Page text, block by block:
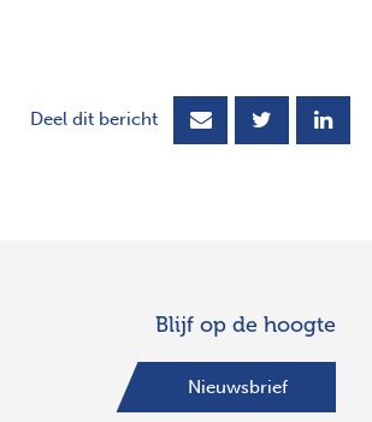
Deel dit bericht
Blijf op de hoogte
Nieuwsbrief